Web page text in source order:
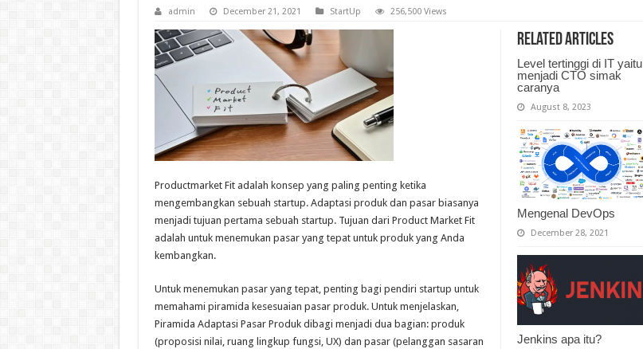
admin December 21, 2021 StartUp 256,500 Views
Related Articles
Level tertinggi di IT yaitu
menjadi CTO simak
caranya
August 8, 2023
Mengenal DevOps
December 28, 2021
Jenkins apa itu?
Productmarket Fit adalah konsep yang paling penting ketika
mengembangkan sebuah startup. Adaptasi produk dan pasar biasanya
menjadi tujuan pertama sebuah startup. Tujuan dari Product Market Fit
adalah untuk menemukan pasar yang tepat untuk produk yang Anda
kembangkan.
Untuk menemukan pasar yang tepat, penting bagi pendiri startup untuk
memahami piramida kesesuaian pasar produk. Untuk menjelaskan,
Piramida Adaptasi Pasar Produk dibagi menjadi dua bagian: produk
(proposisi nilai, ruang lingkup fungsi, UX) dan pasar (pelanggan sasaran